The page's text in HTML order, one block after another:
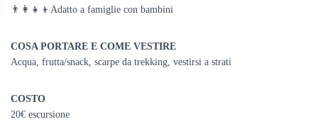
👨‍👩‍👧‍👦Adatto a famiglie con bambini
COSA PORTARE E COME VESTIRE
Acqua, frutta/snack, scarpe da trekking, vestirsi a strati
COSTO
20€ escursione